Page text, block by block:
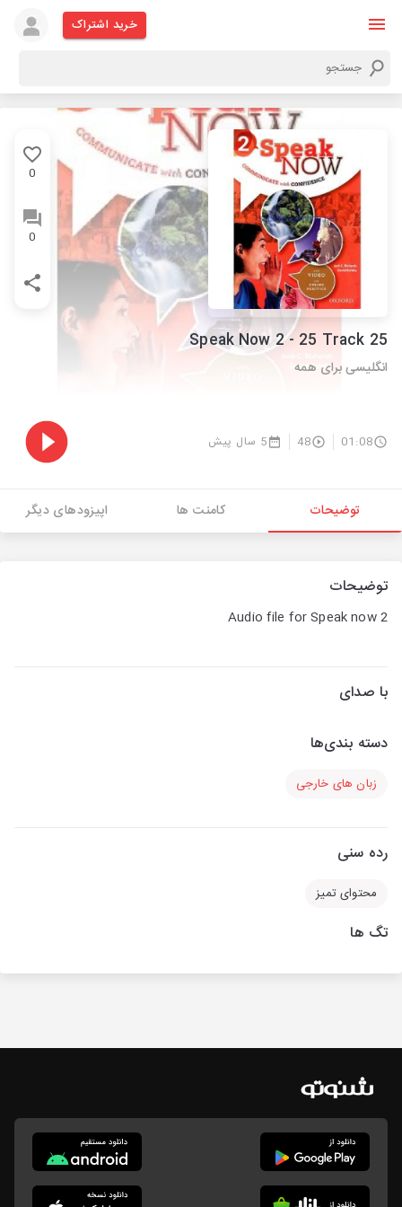
خرید اشتراک
0
0
Speak Now 2 - 25 Track 25
انگلیسی برای همه
01:08
48 5 سال پیش
توضیحات کامنت ها اپیزودهای دیگر
توضیحات
Audio file for Speak now 2
با صدای
دسته بندی‌ها
زبان های خارجی
رده سنی
محتوای تمیز
تگ ها